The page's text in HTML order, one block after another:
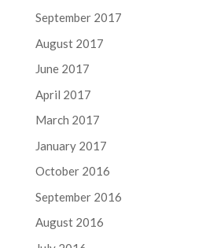
September 2017
August 2017
June 2017
April 2017
March 2017
January 2017
October 2016
September 2016
August 2016